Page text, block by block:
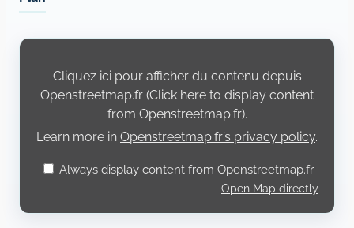
Display
Openstreetmap.fr
Cliquez ici pour afficher du contenu depuis
Openstreetmap.fr (Click here to display content
from Openstreetmap.fr).
Learn more in Openstreetmap.fr’s privacy policy.
Always display content from Openstreetmap.fr
Open Map directly